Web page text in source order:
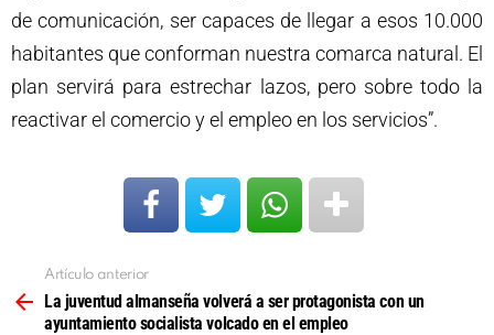
de comunicación, ser capaces de llegar a esos 10.000
habitantes que conforman nuestra comarca natural. El
plan servirá para estrechar lazos, pero sobre todo la
reactivar el comercio y el empleo en los servicios”.
más
Artículo anterior
La juventud almanseña volverá a ser protagonista con un
ayuntamiento socialista volcado en el empleo